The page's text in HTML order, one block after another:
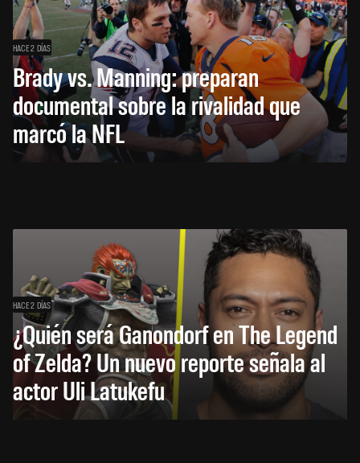
HACE 2 DÍAS
Brady vs. Manning: preparan
documental sobre la rivalidad que
marcó la NFL
HACE 2 DÍAS
¿Quién será Ganondorf en The Legend
of Zelda? Un nuevo reporte señala al
actor Uli Latukefu